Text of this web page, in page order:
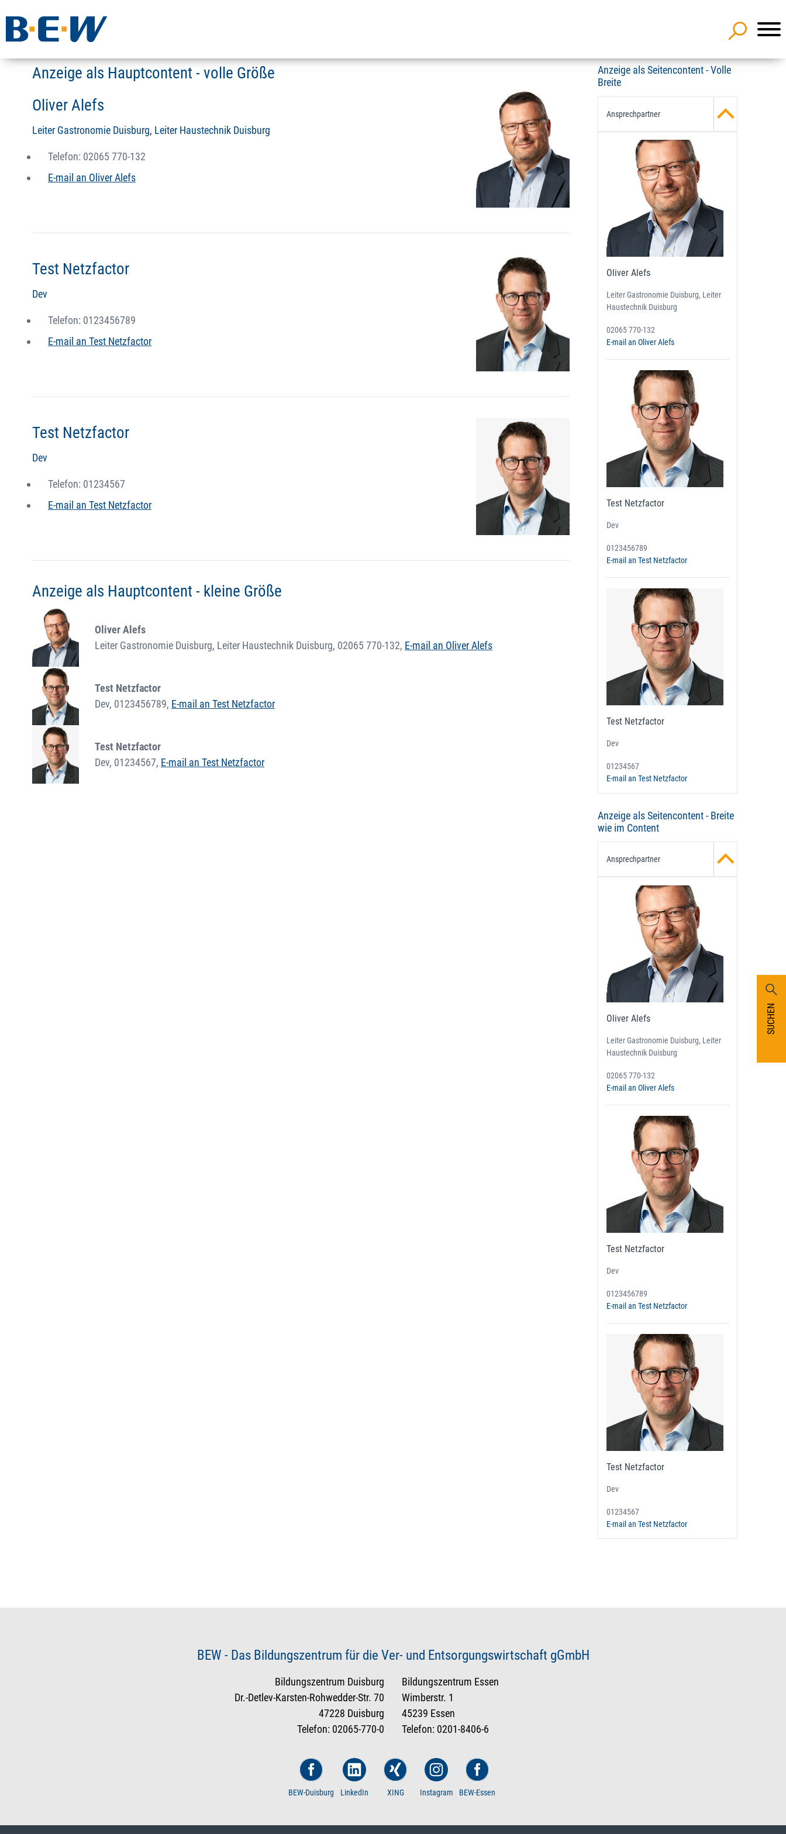
SUCHEN
Anzeige als Hauptcontent - volle Größe
Oliver Alefs
Leiter Gastronomie Duisburg, Leiter Haustechnik Duisburg
Telefon: 02065 770-132
E-mail an Oliver Alefs
Test Netzfactor
Dev
Telefon: 0123456789
E-mail an Test Netzfactor
Test Netzfactor
Dev
Telefon: 01234567
E-mail an Test Netzfactor
Anzeige als Hauptcontent - kleine Größe
Oliver Alefs
Leiter Gastronomie Duisburg, Leiter Haustechnik Duisburg, 02065 770-132, E-mail an Oliver Alefs
Test Netzfactor
Dev, 0123456789, E-mail an Test Netzfactor
Test Netzfactor
Dev, 01234567, E-mail an Test Netzfactor
Anzeige als Seitencontent - Volle
Breite
Ansprechpartner
Oliver Alefs
Leiter Gastronomie Duisburg, Leiter
Haustechnik Duisburg
02065 770-132
E-mail an Oliver Alefs
Test Netzfactor
Dev
0123456789
E-mail an Test Netzfactor
Test Netzfactor
Dev
01234567
E-mail an Test Netzfactor
Anzeige als Seitencontent - Breite
wie im Content
Ansprechpartner
Oliver Alefs
Leiter Gastronomie Duisburg, Leiter
Haustechnik Duisburg
02065 770-132
E-mail an Oliver Alefs
Test Netzfactor
Dev
0123456789
E-mail an Test Netzfactor
Test Netzfactor
Dev
01234567
E-mail an Test Netzfactor
BEW - Das Bildungszentrum für die Ver- und Entsorgungswirtschaft gGmbH
Bildungszentrum Duisburg
Dr.-Detlev-Karsten-Rohwedder-Str. 70
47228 Duisburg
Telefon: 02065-770-0
Bildungszentrum Essen
Wimberstr. 1
45239 Essen
Telefon: 0201-8406-6
BEW-Duisburg LinkedIn XING Instagram BEW-Essen